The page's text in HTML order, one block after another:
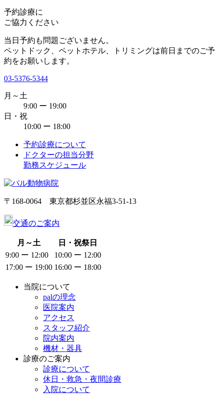
予約診療に
ご協力ください
当日予約も問題ございません。
ペットドック、ペットホテル、トリミングは前日までのご予
約をお願いします。
03-5376-5344
月～土
9:00 ー 19:00
日・祝
10:00 ー 18:00
予約診療について
ドクターの担当分野
勤務スケジュール
〒168-0064 東京都杉並区永福3-51-13
交通のご案内
月～土
日・祝祭日
9:00 ー 12:00
10:00 ー 12:00
17:00 ー 19:00 16:00 ー 18:00
当院について
palの理念
医院案内
アクセス
スタッフ紹介
院内案内
機材・器具
診療のご案内
診療について
休日・救急・夜間診療
入院について